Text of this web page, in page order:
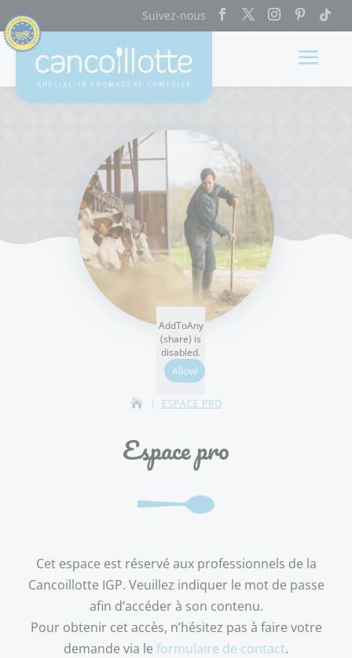
AddToAny
(share) is
disabled.
Allow
ESPACE PRO
Espace pro
Cet espace est réservé aux professionnels de la
Cancoillotte IGP. Veuillez indiquer le mot de passe
afin d’accéder à son contenu.
Pour obtenir cet accès, n’hésitez pas à faire votre
demande via le formulaire de contact.